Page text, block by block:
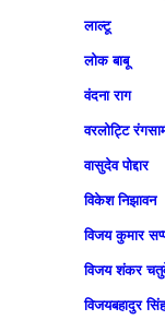
लाल्टू
लोक बाबू
वंदना राग
वरलोट्टि
वासुदेव पोद्दार
विकेश निझावन
विजय कुमार
विजय शंकर
विजयबहादुर सिंह